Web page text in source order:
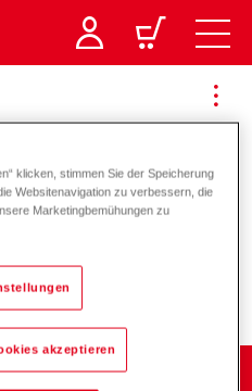
Energie und
klicken, stimmen Sie der Speicherung
Websitenavigation zu verbessern, die
Marketingbemühungen zu
akzeptieren